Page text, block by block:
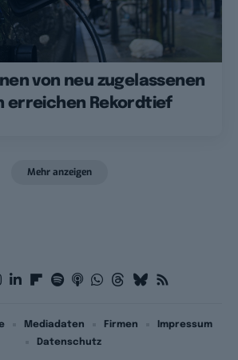
von neu zugelassenen
erreichen Rekordtief
Mehr anzeigen
Mediadaten Firmen
Impressum
Datenschutz